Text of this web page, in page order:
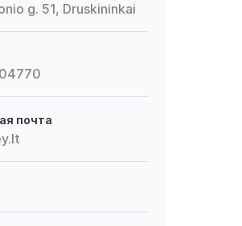
g. 51, Druskininkai
почта